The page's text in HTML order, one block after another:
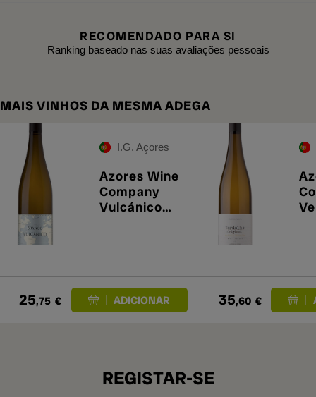
RECOMENDADO PARA SI
Ranking baseado nas suas avaliações pessoais
MAIS VINHOS DA MESMA ADEGA
I.G. Açores
Azores Wine
Company
Vulcánico
25,75 € 35,60 €
REGISTAR-SE